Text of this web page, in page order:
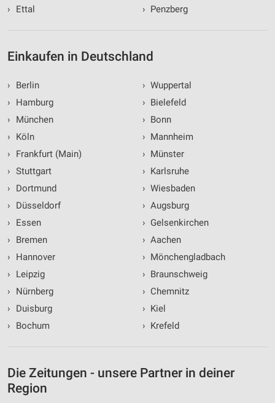
›
Ettal
› Penzberg
Einkaufen in Deutschland
›
Berlin
›
Hamburg
›
München
›
Köln
›
Frankfurt (Main)
› Stuttgart
›
Dortmund
›
Düsseldorf
›
Essen
›
Bremen
›
Hannover
›
Leipzig
›
Nürnberg
›
Duisburg
›
Bochum
› Wuppertal
› Bielefeld
› Bonn
› Mannheim
› Münster
› Karlsruhe
› Wiesbaden
› Augsburg
› Gelsenkirchen
› Aachen
› Mönchengladbach
› Braunschweig
› Chemnitz
› Kiel
› Krefeld
Die Zeitungen - unsere Partner in deiner
Region